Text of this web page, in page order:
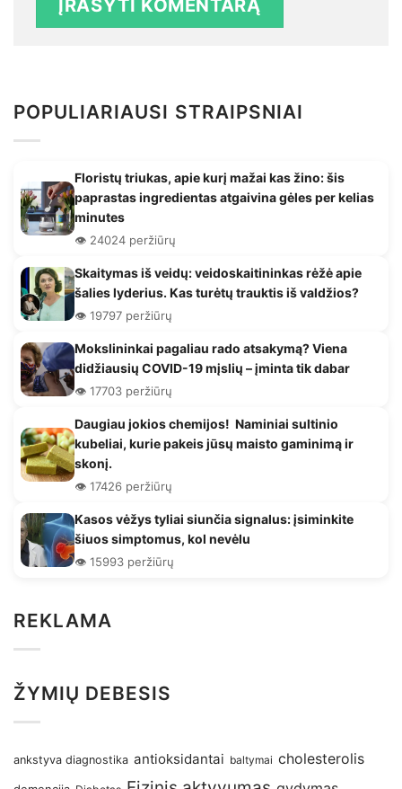
POPULIARIAUSI STRAIPSNIAI
Floristų triukas, apie kurį mažai kas žino: šis
paprastas ingredientas atgaivina gėles per kelias
minutes
👁️ 24024 peržiūrų
Skaitymas iš veidų: veidoskaitininkas rėžė apie
šalies lyderius. Kas turėtų trauktis iš valdžios?
👁️ 19797 peržiūrų
Mokslininkai pagaliau rado atsakymą? Viena
didžiausių COVID-19 mįslių – įminta tik dabar
👁️ 17703 peržiūrų
Daugiau jokios chemijos! Naminiai sultinio
kubeliai, kurie pakeis jūsų maisto gaminimą ir
skonį.
👁️ 17426 peržiūrų
Kasos vėžys tyliai siunčia signalus: įsiminkite
šiuos simptomus, kol nevėlu
👁️ 15993 peržiūrų
REKLAMA
ŽYMIŲ DEBESIS
ankstyva diagnostika antioksidantai baltymai cholesterolis